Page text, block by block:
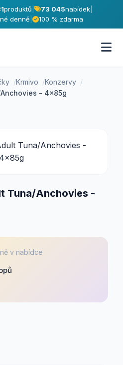
produktů 73 045nabídek|
denně
100 % zdarma
Krmivo
Konzervy
- 4x85g
Tuna/Anchovies -
v nabídce